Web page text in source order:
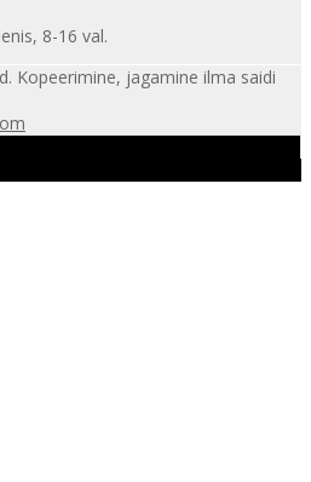
8-16 val.
Kopeerimine, jagamine ilma saidi